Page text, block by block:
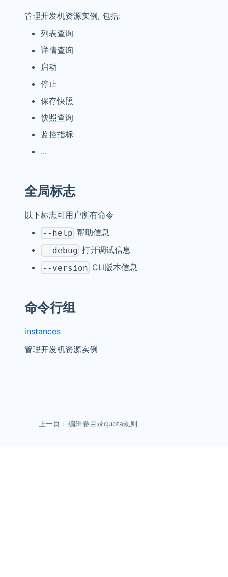
管理开发机资源实例, 包括:
列表查询
详情查询
启动
停止
保存快照
快照查询
监控指标
...
全局标志
以下标志可用户所有命令
--help 帮助信息
--debug 打开调试信息
--version CLI版本信息
命令行组
instances
管理开发机资源实例
上一页 编辑卷目录quota规则